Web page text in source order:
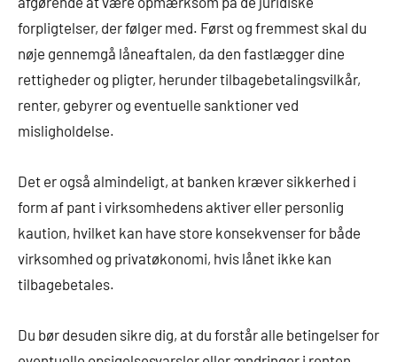
forpligtelser, der følger med. Først og fremmest skal du
nøje gennemgå låneaftalen, da den fastlægger dine
rettigheder og pligter, herunder tilbagebetalingsvilkår,
renter, gebyrer og eventuelle sanktioner ved
misligholdelse.
Det er også almindeligt, at banken kræver sikkerhed i
form af pant i virksomhedens aktiver eller personlig
kaution, hvilket kan have store konsekvenser for både
virksomhed og privatøkonomi, hvis lånet ikke kan
tilbagebetales.
Du bør desuden sikre dig, at du forstår alle betingelser for